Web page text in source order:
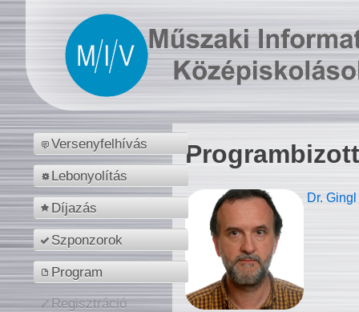
Versenyfelhívás
Lebonyolítás
Díjazás
Szponzorok
Program
Regisztráció
Dr.